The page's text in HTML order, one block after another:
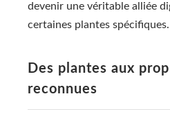
devenir une véritable alliée
certaines plantes spécifiques.
Des plantes aux
reconnues